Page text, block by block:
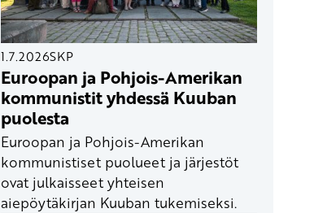
1.7.2026SKP
Euroopan ja Pohjois-Amerikan
kommunistit yhdessä Kuuban
puolesta
Euroopan ja Pohjois-Amerikan
kommunistiset puolueet ja järjestöt
ovat julkaisseet yhteisen
aiepöytäkirjan Kuuban tukemiseksi.